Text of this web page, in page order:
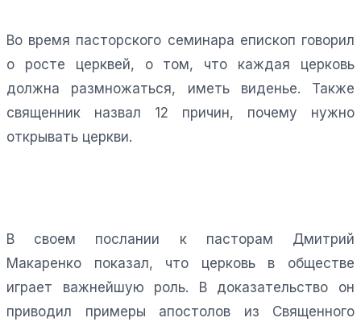
Во время пасторского семинара епископ говорил
о росте церквей, о том, что каждая церковь
должна размножаться, иметь виденье. Также
священник назвал 12 причин, почему нужно
открывать церкви.
В своем послании к пасторам Дмитрий
Макаренко показал, что церковь в обществе
играет важнейшую роль. В доказательство он
приводил примеры апостолов из Священного